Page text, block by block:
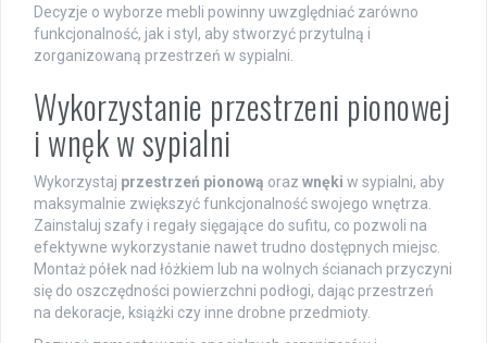
Decyzje o wyborze mebli powinny uwzględniać zarówno
funkcjonalność, jak i styl, aby stworzyć przytulną i
zorganizowaną przestrzeń w sypialni.
Wykorzystanie przestrzeni pionowej
i wnęk w sypialni
Wykorzystaj przestrzeń pionową oraz wnęki w sypialni, aby
maksymalnie zwiększyć funkcjonalność swojego wnętrza.
Zainstaluj szafy i regały sięgające do sufitu, co pozwoli na
efektywne wykorzystanie nawet trudno dostępnych miejsc.
Montaż półek nad łóżkiem lub na wolnych ścianach przyczyni
się do oszczędności powierzchni podłogi, dając przestrzeń
na dekoracje, książki czy inne drobne przedmioty.